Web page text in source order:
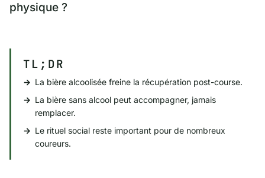
physique ?
TL;DR
La bière alcoolisée freine la récupération post-course.
La bière sans alcool peut accompagner, jamais
remplacer.
Le rituel social reste important pour de nombreux
coureurs.